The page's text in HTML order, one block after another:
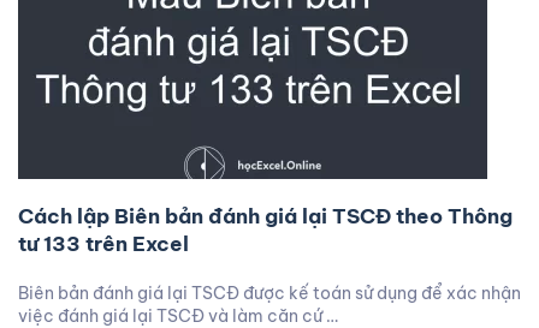
Cách lập Biên bản đánh giá lại TSCĐ theo Thông
tư 133 trên Excel
Biên bản đánh giá lại TSCĐ được kế toán sử dụng để xác nhận
việc đánh giá lại TSCĐ và làm căn cứ …